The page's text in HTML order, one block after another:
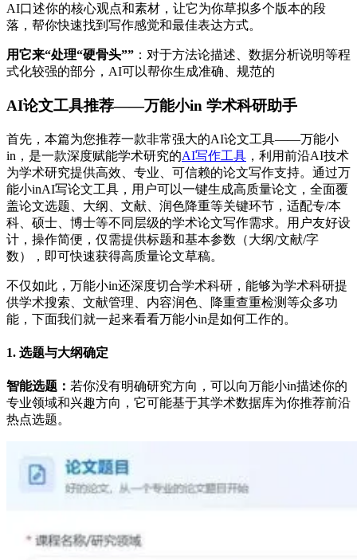
AI口述你的核心观点和素材，让它为你草拟多个版本的段
落，帮你快速找到写作感觉和最佳表达方式。
用它来“处理“硬骨头”” ：对于方法论描述、数据分析说明等程
式化较强的部分，AI可以帮你生成准确、规范的
AI论文工具推荐——万能小in 学术科研助手
首先，本篇为您推荐一款非常强大的AI论文工具——万能小
in，是一款深度赋能学术研究的AI写作工具 ，利用前沿AI技术
为学术研究提供高效、专业、可信赖的论文写作支持。通过万
能小inAI写论文工具，用户可以一键生成高质量论文，全面覆
盖论文选题、大纲、文献、润色降重等关键环节，适配专/本
科、硕士、博士等不同层级的学术论文写作需求。用户友好设
计，操作简便，仅需提供标题和基本参数（大纲/文献/字
数），即可快速获得高质量论文草稿。
不仅如此，万能小in还深度切合学术科研，能够为学术科研提
供学术搜索、文献管理、内容润色、降重查重检测等众多功
能，下面我们就一起来看看万能小in是如何工作的。
1. 选题与大纲确定
智能选题： 若你没有明确研究方向，可以向万能小in描述你的
专业领域和兴趣方向，它可能基于其学术数据库为你推荐前沿
热点选题。